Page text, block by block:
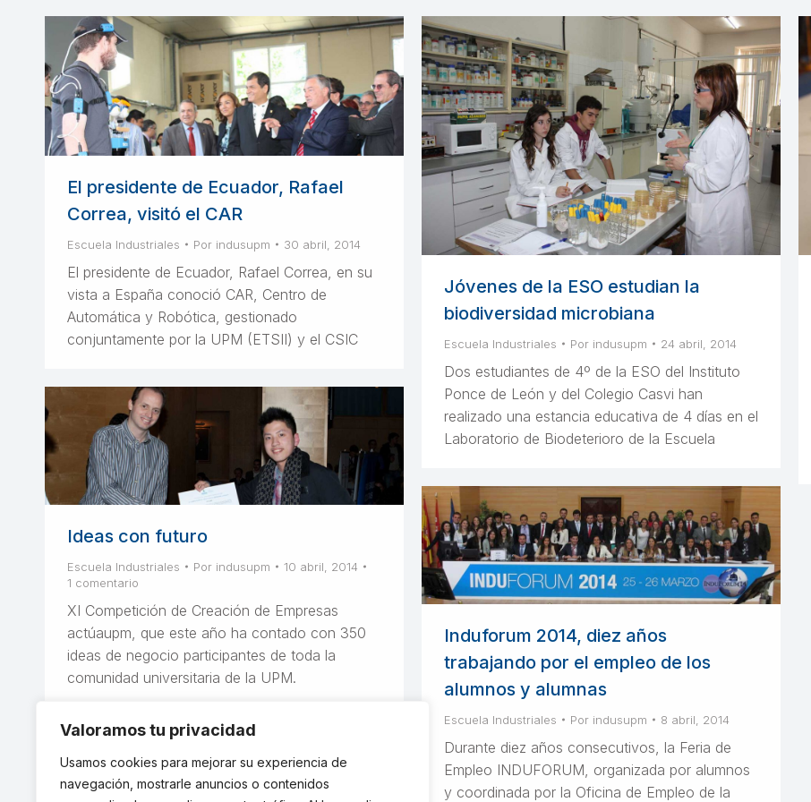
Valoramos tu privacidad
Usamos cookies para mejorar su experiencia de
navegación, mostrarle anuncios o contenidos
El presidente de Ecuador, Rafael
Correa, visitó el CAR
Escuela Industriales Por indusupm 30 abril, 2014
El presidente de Ecuador, Rafael Correa, en su
vista a España conoció CAR, Centro de
Automática y Robótica, gestionado
conjuntamente por la UPM (ETSII) y el CSIC
Jóvenes de la ESO estudian la
biodiversidad microbiana
Escuela Industriales Por indusupm 24 abril, 2014
Dos estudiantes de 4º de la ESO del Instituto
Ponce de León y del Colegio Casvi han
realizado una estancia educativa de 4 días en el
Laboratorio de Biodeterioro de la Escuela
Ideas con futuro
Escuela Industriales Por indusupm
10 abril, 2014
1 comentario
XI Competición de Creación de Empresas
actúaupm, que este año ha contado con 350
ideas de negocio participantes de toda la
comunidad universitaria de la UPM.
Induforum 2014, diez años
trabajando por el empleo de los
alumnos y alumnas
Escuela Industriales Por indusupm 8 abril, 2014
Durante diez años consecutivos, la Feria de
Empleo INDUFORUM, organizada por alumnos
y coordinada por la Oficina de Empleo de la